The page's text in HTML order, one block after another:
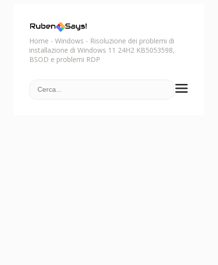
Home - Windows - Risoluzione dei problemi di
installazione di Windows 11 24H2 KB5053598,
BSOD e problemi RDP